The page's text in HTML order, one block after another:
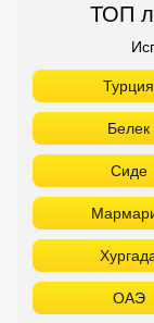
ТОП
Турция
Белек
Сиде
ОАЭ